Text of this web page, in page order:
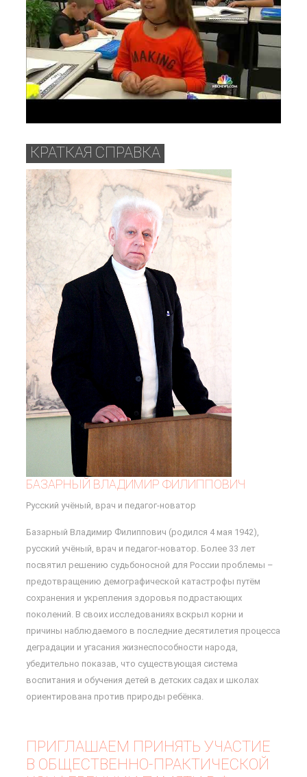
КРАТКАЯ СПРАВКА
БАЗАРНЫЙ ВЛАДИМИР ФИЛИППОВИЧ
Русский учёный, врач и педагог-новатор
Базарный Владимир Филиппович (родился 4 мая 1942),
русский учёный, врач и педагог-новатор. Более 33 лет
посвятил решению судьбоносной для России проблемы –
предотвращению демографической катастрофы путём
сохранения и укрепления здоровья подрастающих
поколений. В своих исследованиях вскрыл корни и
причины наблюдаемого в последние десятилетия процесса
деградации и угасания жизнеспособности народа,
убедительно показав, что существующая система
воспитания и обучения детей в детских садах и школах
ориентирована против природы ребёнка.
ПРИГЛАШАЕМ ПРИНЯТЬ УЧАСТИЕ
В ОБЩЕСТВЕННО-ПРАКТИЧЕСКОЙ